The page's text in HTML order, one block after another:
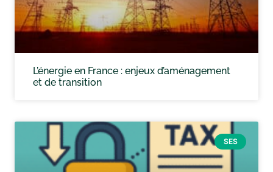
L’énergie en France : enjeux d’aménagement
et de transition
SES